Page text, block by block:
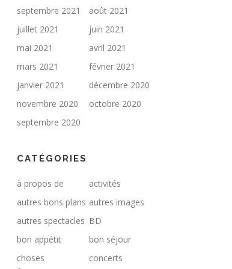
septembre 2021
août 2021
juillet 2021
juin 2021
mai 2021
avril 2021
mars 2021
février 2021
janvier 2021
décembre 2020
novembre 2020
octobre 2020
septembre 2020
CATÉGORIES
à propos de
activités
autres bons plans autres images
autres spectacles BD
bon appétit
bon séjour
choses
concerts